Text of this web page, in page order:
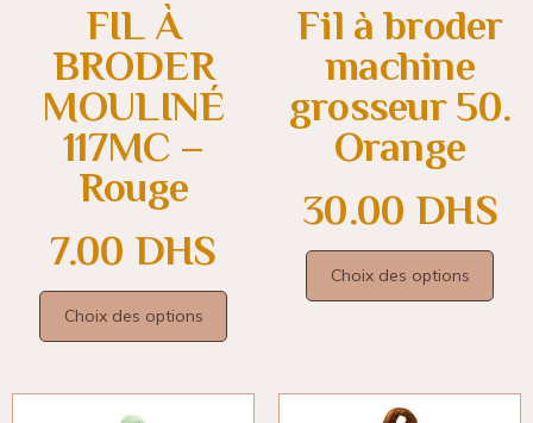
FIL À
BRODER
MOULINÉ
117MC –
Rouge
7.00 DHS
Choix des options
Fil à broder
machine
grosseur 50.
Orange
30.00 DHS
Choix des options